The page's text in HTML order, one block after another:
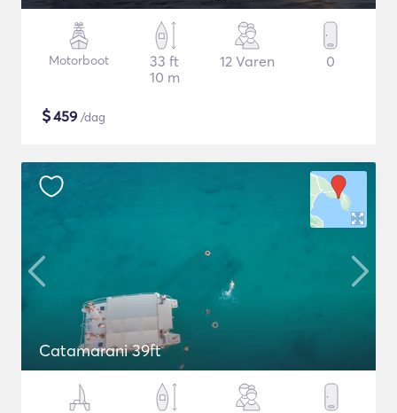
Motorboot
33 ft
10 m
12 Varen 0
$459 /dag
Catamarani 39ft